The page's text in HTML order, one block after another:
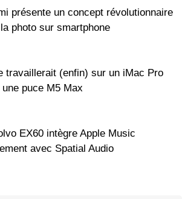
présente un concept révolutionnaire
photo sur smartphone
travaillerait (enfin) sur un iMac Pro
puce M5 Max
EX60 intègre Apple Music
avec Spatial Audio